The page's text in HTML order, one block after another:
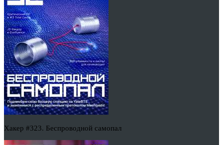
Хакер #323. Беспроводной самопал